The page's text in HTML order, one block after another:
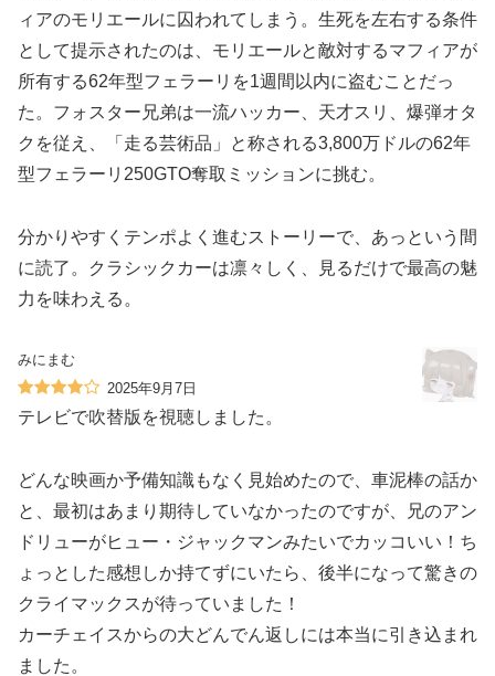
ィアのモリエールに囚われてしまう。生死を左右する条件
として提示されたのは、モリエールと敵対するマフィアが
所有する62年型フェラーリを1週間以内に盗むことだっ
た。フォスター兄弟は一流ハッカー、天才スリ、爆弾オタ
クを従え、「走る芸術品」と称される3,800万ドルの62年
型フェラーリ250GTO奪取ミッションに挑む。
分かりやすくテンポよく進むストーリーで、あっという間
に読了。クラシックカーは凛々しく、見るだけで最高の魅
力を味わえる。
みにまむ
2025年9月7日
テレビで吹替版を視聴しました。
どんな映画か予備知識もなく見始めたので、車泥棒の話か
と、最初はあまり期待していなかったのですが、兄のアン
ドリューがヒュー・ジャックマンみたいでカッコいい！ち
ょっとした感想しか持てずにいたら、後半になって驚きの
クライマックスが待っていました！
カーチェイスからの大どんでん返しには本当に引き込まれ
ました。